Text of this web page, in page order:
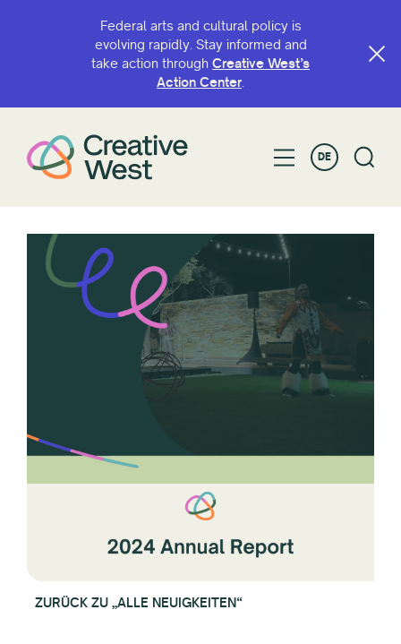
Federal arts and cultural policy is
evolving rapidly. Stay informed and
take action through Creative West’s
Action Center.
DE
ZURÜCK ZU „ALLE NEUIGKEITEN“